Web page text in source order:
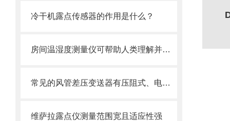
冷干机露点传感器的作用是什么？
房间温湿度测量仪可帮助人类理解并改善居住环境
常见的风管差压变送器有压阻式、电容式和谐振式
维萨拉露点仪测量范围宽且适应性强